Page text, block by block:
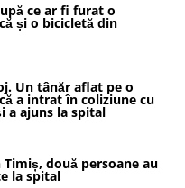
ce ar fi furat o
și o bicicletă din
Un tânăr aflat pe o
a intrat în coliziune cu
a ajuns la spital
două persoane au
la spital